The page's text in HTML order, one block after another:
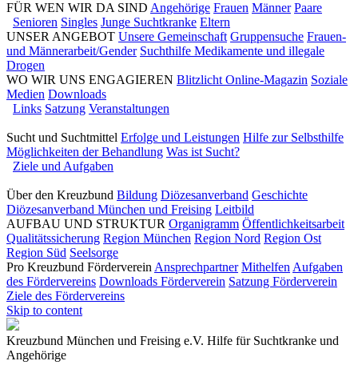
FÜR WEN WIR DA SIND Angehörige Frauen Männer Paare
Senioren Singles Junge Suchtkranke Eltern
UNSER ANGEBOT Unsere Gemeinschaft Gruppensuche Frauen-
und Männerarbeit/Gender Suchthilfe Medikamente und illegale
Drogen
WO WIR UNS ENGAGIEREN Blitzlicht Online-Magazin Soziale
Medien Downloads
Links Satzung Veranstaltungen
Sucht und Suchtmittel Erfolge und Leistungen Hilfe zur Selbsthilfe
Möglichkeiten der Behandlung Was ist Sucht?
Ziele und Aufgaben
Über den Kreuzbund Bildung Diözesanverband Geschichte
Diözesanverband München und Freising Leitbild
AUFBAU UND STRUKTUR Organigramm Öffentlichkeitsarbeit
Qualitätssicherung Region München Region Nord Region Ost
Region Süd Seelsorge
Pro Kreuzbund Förderverein Ansprechpartner Mithelfen Aufgaben
des Fördervereins Downloads Förderverein Satzung Förderverein
Ziele des Fördervereins
Skip to content
Kreuzbund München und Freising e.V. Hilfe für Suchtkranke und
Angehörige